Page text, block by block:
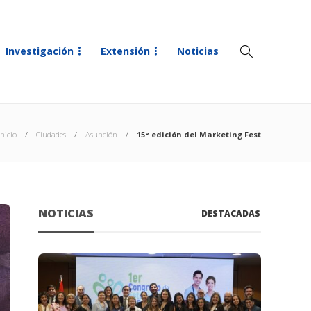
Investigación Extensión Noticias
Ciudades Asunción 15° edición del Marketing Fest
NOTICIAS DESTACADAS